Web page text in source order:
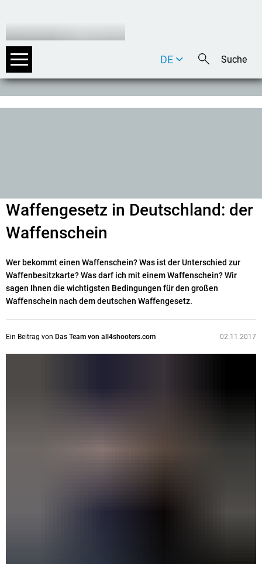
DE
EN
Waffengesetz in Deutschland: der
Waffenschein
Wer bekommt einen Waffenschein? Was ist der Unterschied zur
Waffenbesitzkarte? Was darf ich mit einem Waffenschein? Wir
sagen Ihnen die wichtigsten Bedingungen für den großen
Waffenschein nach dem deutschen Waffengesetz.
Ein Beitrag von Das Team von all4shooters.com 02.11.2017